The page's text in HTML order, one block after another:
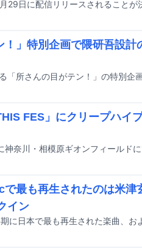
29日に配信リリースされることが
」特別企画で隈研吾設計
FES」にクリープハイ
最も再生されたのは米津
イン